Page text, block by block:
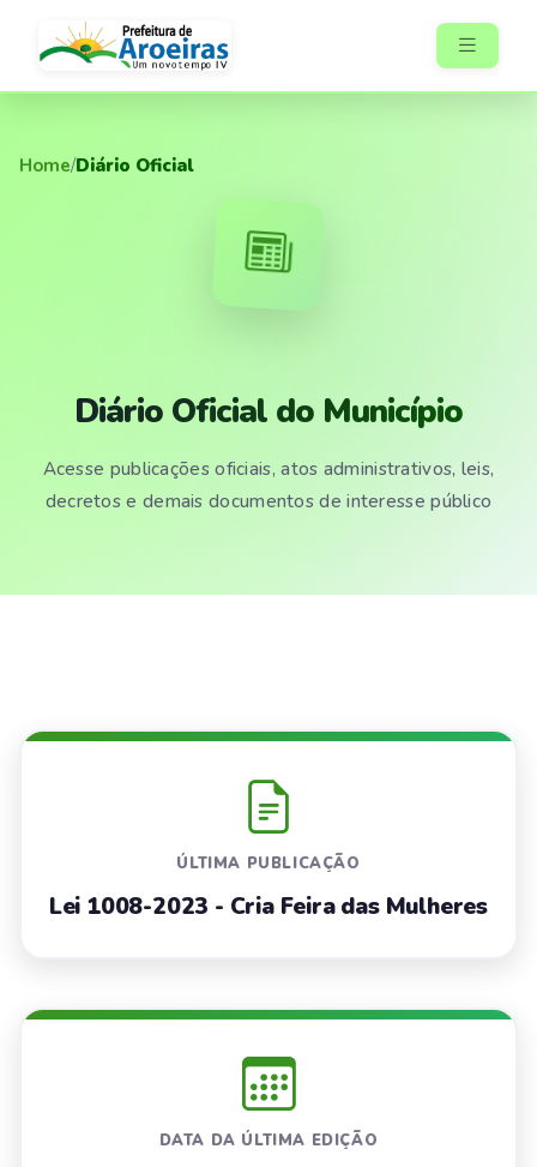
Home/Diário Oficial
Diário Oficial do Município
Acesse publicações oficiais, atos administrativos, leis,
decretos e demais documentos de interesse público
ÚLTIMA PUBLICAÇÃO
Lei 1008-2023 - Cria Feira das Mulheres
DATA DA ÚLTIMA EDIÇÃO